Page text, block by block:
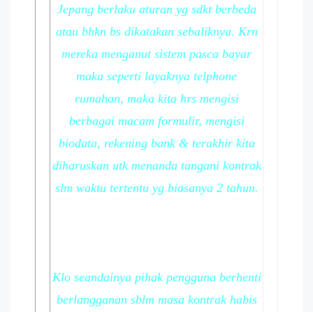
Jepang berlaku aturan yg sdkt berbeda
atau bhkn bs dikatakan sebaliknya. Krn
mereka menganut sistem pasca bayar
maka seperti layaknya telphone
rumahan, maka kita hrs mengisi
berbagai macam formulir, mengisi
biodata, rekening bank & terakhir kita
diharuskan utk menanda tangani kontrak
slm waktu tertentu yg biasanya 2 tahun.
Klo seandainya pihak pengguna berhenti
berlangganan sblm masa kontrak habis